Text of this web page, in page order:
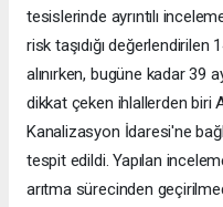
tesislerinde ayrıntılı
risk taşıdığı
alınırken, bugüne kadar 39
dikkat çeken ihlallerden biri
Kanalizasyon İdaresi'ne
tespit edildi. Yapılan
arıtma sürecinden